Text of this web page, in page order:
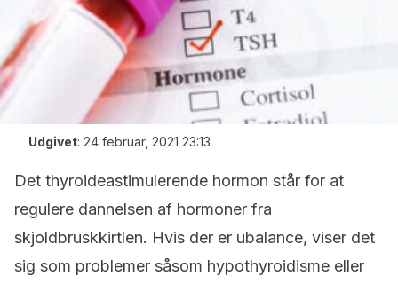
Udgivet: 24 februar, 2021 23:13
Det thyroideastimulerende hormon står for at
regulere dannelsen af hormoner fra
skjoldbruskkirtlen. Hvis der er ubalance, viser det
sig som problemer såsom hypothyroidisme eller